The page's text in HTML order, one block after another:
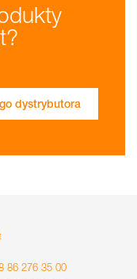
dystrybutora
86 276 35 00